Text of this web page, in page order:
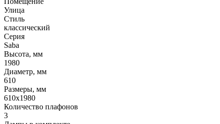
Улица
Стиль
классический
Серия
Saba
Высота, мм
1980
Диаметр, мм
610
Размеры, мм
610x1980
Количество плафонов
3